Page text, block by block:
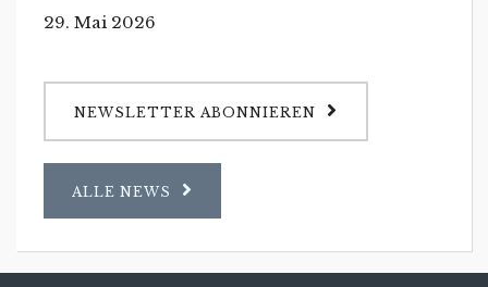
29. Mai 2026
NEWSLETTER ABONNIEREN
ALLE NEWS